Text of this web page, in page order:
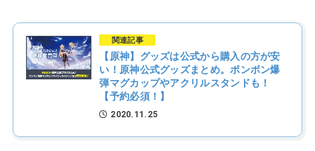
関連記事
【原神】グッズは公式から購入の方が安
い！原神公式グッズまとめ。ボンボン爆
弾マグカップやアクリルスタンドも！
【予約必須！】
2020.11.25